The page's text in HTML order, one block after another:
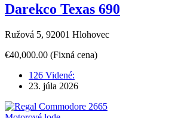
Darekco Texas 690
Ružová 5, 92001 Hlohovec
€40,000.00 (Fixná cena)
126 Videné:
23. júla 2026